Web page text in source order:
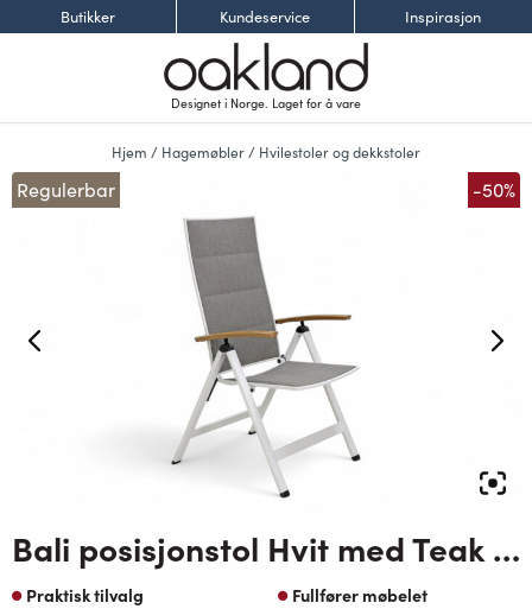
Butikker Kundeservice Inspirasjon
Designet i Norge. Laget for å vare
Hjem / Hagemøbler / Hvilestoler og dekkstoler
Regulerbar -50%
Bali posisjonstol Hvit med Teak OakShield aluminium Arm
Praktisk tilvalg
Fullfører møbelet